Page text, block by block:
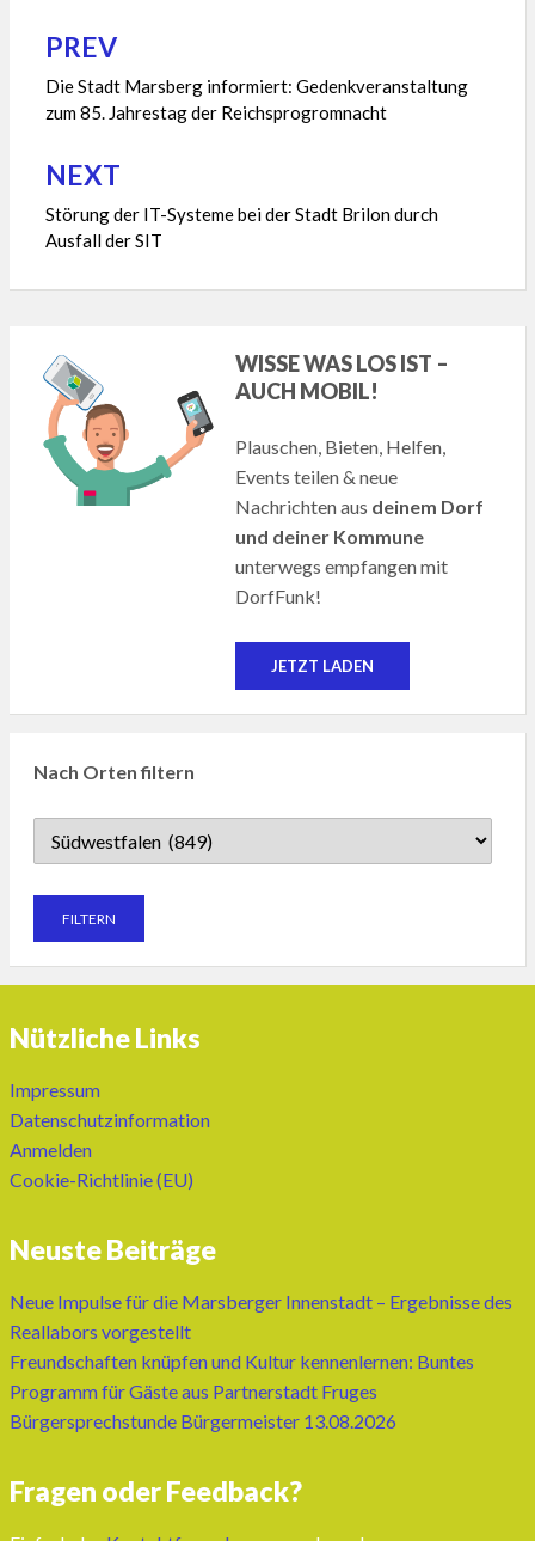
Beitragsnavigation
PREV
Die Stadt Marsberg informiert: Gedenkveranstaltung
zum 85. Jahrestag der Reichsprogromnacht
NEXT
Störung der IT-Systeme bei der Stadt Brilon durch
Ausfall der SIT
WISSE WAS LOS IST –
AUCH MOBIL!
Plauschen, Bieten, Helfen,
Events teilen & neue
Nachrichten aus deinem Dorf
und deiner Kommune
unterwegs empfangen mit
DorfFunk!
JETZT LADEN
Nach Orten filtern
Nützliche Links
Impressum
Datenschutzinformation
Anmelden
Cookie-Richtlinie (EU)
Neuste Beiträge
Neue Impulse für die Marsberger Innenstadt – Ergebnisse des
Reallabors vorgestellt
Freundschaften knüpfen und Kultur kennenlernen: Buntes
Programm für Gäste aus Partnerstadt Fruges
Bürgersprechstunde Bürgermeister 13.08.2026
Fragen oder Feedback?